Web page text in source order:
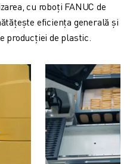
cu roboți FANUC de
eficiența generală și
producției de plastic.